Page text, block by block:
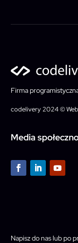
Firma
codelivery 2024 ©
Media
Napisz do nas lub po